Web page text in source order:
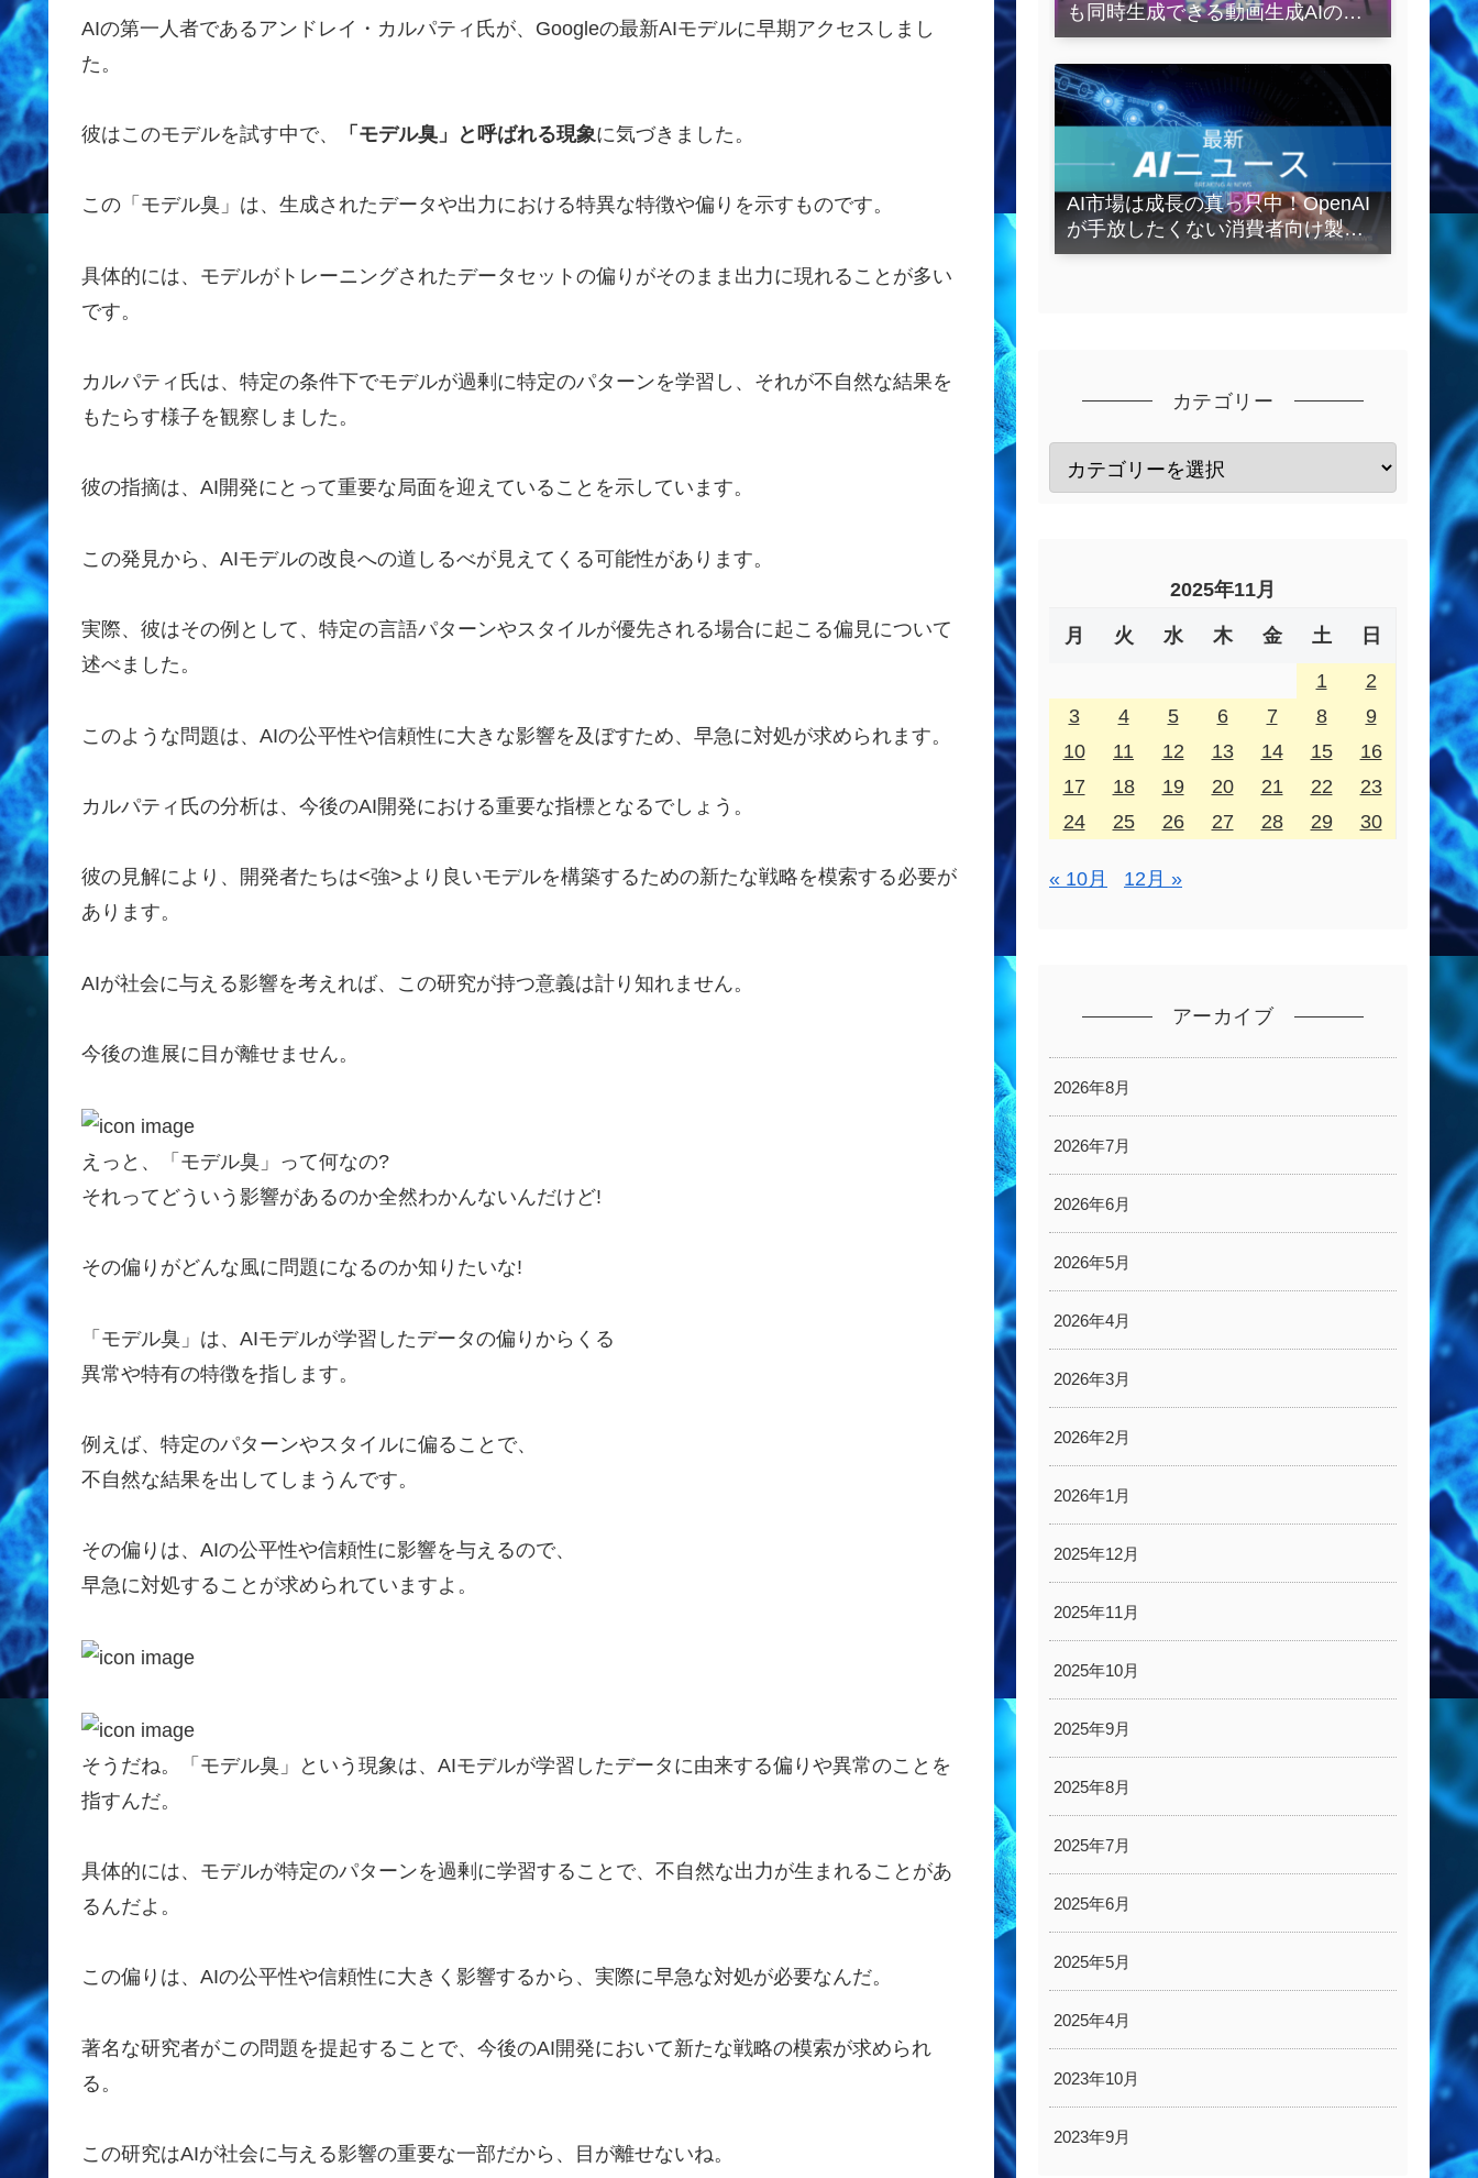
AIの第一人者であるアンドレイ・カルパティ氏が、Googleの最新AIモデルに早期アクセスしまし
た。
彼はこのモデルを試す中で、 「モデル臭」と呼ばれる現象に気づきました。
この「モデル臭」は、生成されたデータや出力における特異な特徴や偏りを示すものです。
具体的には、モデルがトレーニングされたデータセットの偏りがそのまま出力に現れることが多い
です。
カルパティ氏は、特定の条件下でモデルが過剰に特定のパターンを学習し、それが不自然な結果を
もたらす様子を観察しました。
彼の指摘は、AI開発にとって重要な局面を迎えていることを示しています。
この発見から、AIモデルの改良への道しるべが見えてくる可能性があります。
実際、彼はその例として、特定の言語パターンやスタイルが優先される場合に起こる偏見について
述べました。
このような問題は、AIの公平性や信頼性に大きな影響を及ぼすため、早急に対処が求められます。
カルパティ氏の分析は、今後のAI開発における重要な指標となるでしょう。
彼の見解により、開発者たちは<強>より良いモデルを構築するための新たな戦略を模索する必要が
あります。
AIが社会に与える影響を考えれば、この研究が持つ意義は計り知れません。
今後の進展に目が離せません。
えっと、「モデル臭」って何なの?
それってどういう影響があるのか全然わかんないんだけど!
その偏りがどんな風に問題になるのか知りたいな!
「モデル臭」は、AIモデルが学習したデータの偏りからくる
異常や特有の特徴を指します。
例えば、特定のパターンやスタイルに偏ることで、
不自然な結果を出してしまうんです。
その偏りは、AIの公平性や信頼性に影響を与えるので、
早急に対処することが求められていますよ。
そうだね。「モデル臭」という現象は、AIモデルが学習したデータに由来する偏りや異常のことを
指すんだ。
具体的には、モデルが特定のパターンを過剰に学習することで、不自然な出力が生まれることがあ
るんだよ。
この偏りは、AIの公平性や信頼性に大きく影響するから、実際に早急な対処が必要なんだ。
著名な研究者がこの問題を提起することで、今後のAI開発において新たな戦略の模索が求められ
る。
この研究はAIが社会に与える影響の重要な一部だから、目が離せないね。
も同時生成できる動画生成AIの全
容を解説
AI市場は成長の真っ只中！OpenAI
が手放したくない消費者向け製品
とは？
カテゴリー
2025年11月
月 火 水 木 金 土 日
1
2
3
4 5 6 7 8
9
10
11 12 13 14 15
16
17
18 19 20 21 22
23
24
25 26 27 28 29 30
« 10月 12月 »
アーカイブ
2026年8月
2026年7月
2026年6月
2026年5月
2026年4月
2026年3月
2026年2月
2026年1月
2025年12月
2025年11月
2025年10月
2025年9月
2025年8月
2025年7月
2025年6月
2025年5月
2025年4月
2023年10月
2023年9月